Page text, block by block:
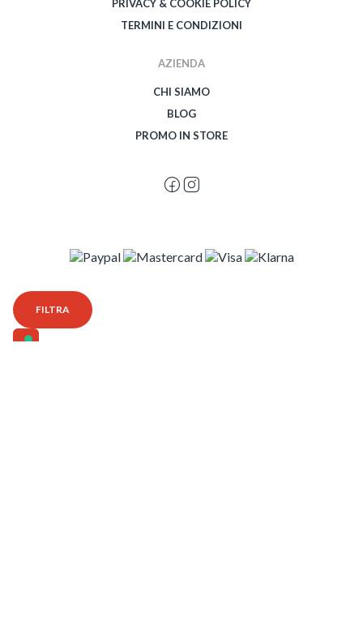
FILTRA
PRIVACY & COOKIE POLICY
TERMINI E CONDIZIONI
AZIENDA
CHI SIAMO
BLOG
PROMO IN STORE
© 2026 Spegetti Visione Superba - Frasimo SRL - P.Iva 02435950999 - Tutti i